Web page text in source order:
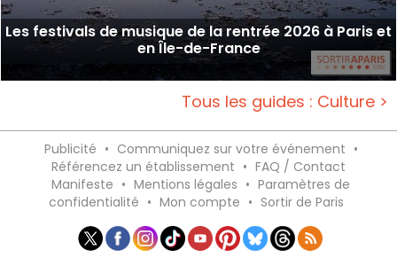
Les festivals de musique de la rentrée 2026 à Paris et
en Île-de-France
Tous les guides : Culture >
Publicité • Communiquez sur votre événement •
Référencez un établissement • FAQ / Contact
Manifeste • Mentions légales • Paramètres de
confidentialité • Mon compte • Sortir de Paris